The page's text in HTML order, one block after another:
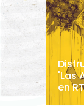
'Las
en